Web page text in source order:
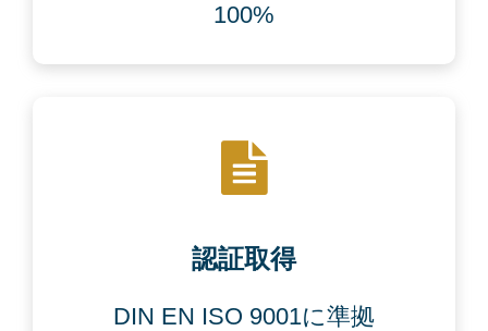
100%
認証取得
DIN EN ISO 9001に準拠